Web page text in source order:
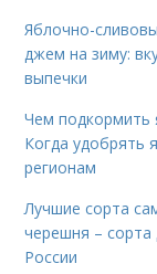
Яблочно-
джем на зиму:
выпечки
Чем подкормить
Когда удобрять
регионам
Лучшие сорта
черешня –
России